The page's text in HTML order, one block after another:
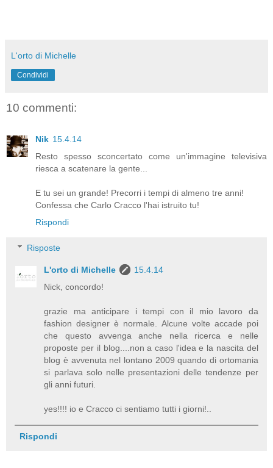
L'orto di Michelle
Condividi
10 commenti:
Nik 15.4.14
Resto spesso sconcertato come un'immagine televisiva
riesca a scatenare la gente...
E tu sei un grande! Precorri i tempi di almeno tre anni!
Confessa che Carlo Cracco l'hai istruito tu!
Rispondi
Risposte
L'orto di Michelle
15.4.14
Nick, concordo!
grazie ma anticipare i tempi con il mio lavoro da
fashion designer è normale. Alcune volte accade poi
che questo avvenga anche nella ricerca e nelle
proposte per il blog....non a caso l'idea e la nascita del
blog è avvenuta nel lontano 2009 quando di ortomania
si parlava solo nelle presentazioni delle tendenze per
gli anni futuri.
yes!!!! io e Cracco ci sentiamo tutti i giorni!..
Rispondi